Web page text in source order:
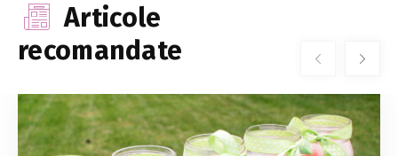
Articole
recomandate